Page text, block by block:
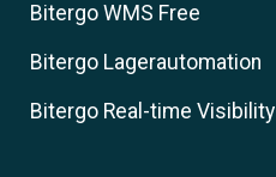
Bitergo WMS Free
Bitergo Lagerautomation
Bitergo Real-time Visibility